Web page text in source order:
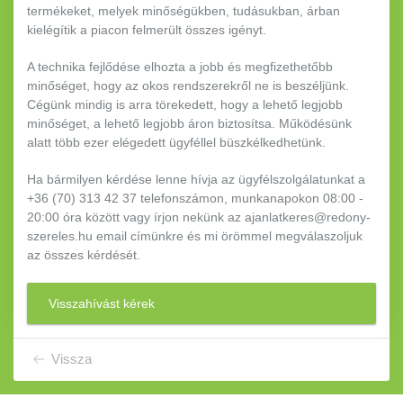
Vissza
termékeket, melyek minőségükben, tudásukban, árban
kielégítik a piacon felmerült összes igényt.
A technika fejlődése elhozta a jobb és megfizethetőbb
minőséget, hogy az okos rendszerekről ne is beszéljünk.
Cégünk mindig is arra törekedett, hogy a lehető legjobb
minőséget, a lehető legjobb áron biztosítsa. Működésünk
alatt több ezer elégedett ügyféllel büszkélkedhetünk.
Ha bármilyen kérdése lenne hívja az ügyfélszolgálatunkat a
+36 (70) 313 42 37 telefonszámon, munkanapokon 08:00 -
20:00 óra között vagy írjon nekünk az ajanlatkeres@redony-
szereles.hu email címünkre és mi örömmel megválaszoljuk
az összes kérdését.
Visszahívást kérek